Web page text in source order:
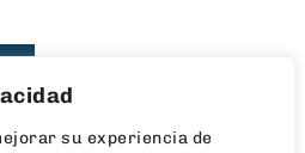
su experiencia de